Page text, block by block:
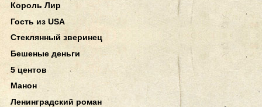
Король Лир
Гость из USA
Стеклянный зверинец
Бешеные деньги
5 центов
Манон
Ленинградский роман